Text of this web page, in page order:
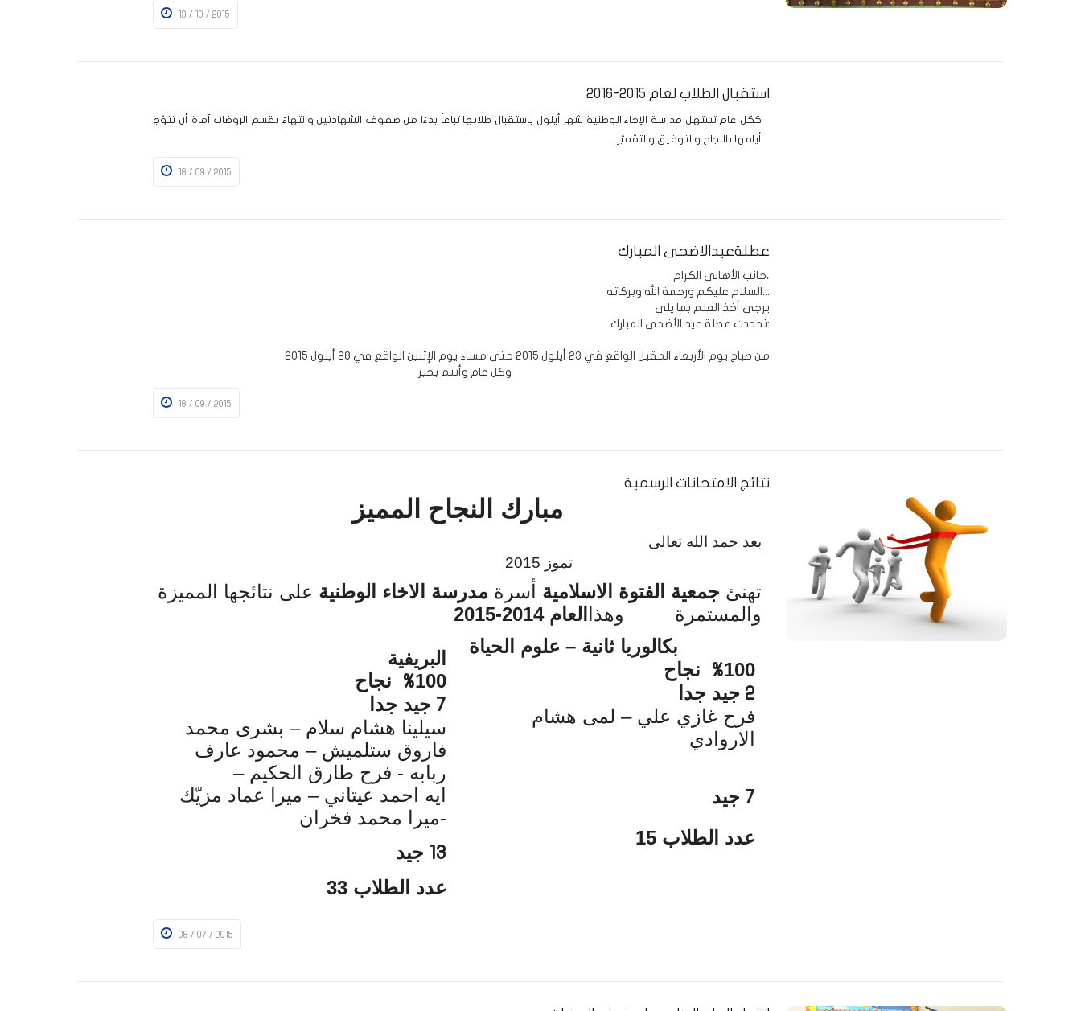
13 / 10 / 2015
استقبال الطلاب لعام 2015-2016
ككل عام تستهل مدرسة الإخاء الوطنية شهر أيلول باستقبال طلابها تباعاً بدءًا من صفوف الشهادتين وانتهاءً بقسم الروضات آماة أن تتوّج
أيامها بالنجاح والتوفيق والتمّميّز
18 / 09 / 2015
عطلةعيدالاضحى المبارك
جانب الأهالي الكرام،
يرجى أخذ العلم بما يلي
تحددت عطلة عيد الأضحى المبارك:
من صباح يوم الأربعاء المقبل الواقع في 23 أيلول 2015 حتى مساء يوم الإثنين الواقع في 28 أيلول 2015
وكل عام وأنتم بخير
18 / 09 / 2015
نتائج الامتحانات الرسمية
مبارك النجاح المميز
بعد حمد الله تعالى
تموز 2015
تهنئ جمعية الفتوة الاسلامية أسرة مدرسة الاخاء الوطنية على نتائجها المميزة
والمستمرة
وهذا العام 2014- 2015
البريفية
100
% نجاح
7 جيد جدا
سيلينا هشام سلام – بشرى محمد
فاروق ستلميش – محمود عارف
ربابه - فرح طارق الحكيم –
ايه احمد عيتاني – ميرا عماد مزيّك
-ميرا محمد فخران
13 جيد
عدد الطلاب 33
بكالوريا ثانية – علوم الحياة
100
% نجاح
2 جيد جدا
فرح غازي علي – لمى هشام
الاروادي
7 جيد
عدد الطلاب 15
08 / 07 / 2015